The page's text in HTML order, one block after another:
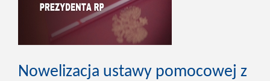
Nowelizacja ustawy pomocowej z